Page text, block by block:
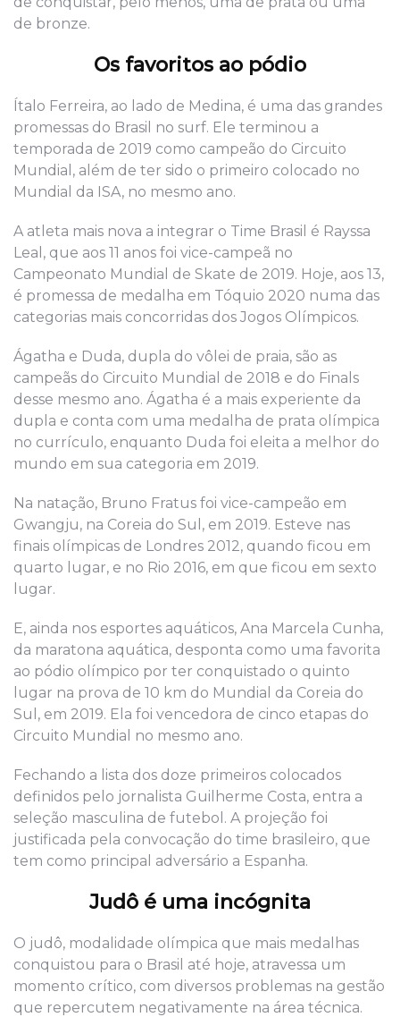
de bronze.
Os favoritos ao pódio
Ítalo Ferreira, ao lado de Medina, é uma das grandes
promessas do Brasil no surf. Ele terminou a
temporada de 2019 como campeão do Circuito
Mundial, além de ter sido o primeiro colocado no
Mundial da ISA, no mesmo ano.
A atleta mais nova a integrar o Time Brasil é Rayssa
Leal, que aos 11 anos foi vice-campeã no
Campeonato Mundial de Skate de 2019. Hoje, aos 13,
é promessa de medalha em Tóquio 2020 numa das
categorias mais concorridas dos Jogos Olímpicos.
Ágatha e Duda, dupla do vôlei de praia, são as
campeãs do Circuito Mundial de 2018 e do Finals
desse mesmo ano. Ágatha é a mais experiente da
dupla e conta com uma medalha de prata olímpica
no currículo, enquanto Duda foi eleita a melhor do
mundo em sua categoria em 2019.
Na natação, Bruno Fratus foi vice-campeão em
Gwangju, na Coreia do Sul, em 2019. Esteve nas
finais olímpicas de Londres 2012, quando ficou em
quarto lugar, e no Rio 2016, em que ficou em sexto
lugar.
E, ainda nos esportes aquáticos, Ana Marcela Cunha,
da maratona aquática, desponta como uma favorita
ao pódio olímpico por ter conquistado o quinto
lugar na prova de 10 km do Mundial da Coreia do
Sul, em 2019. Ela foi vencedora de cinco etapas do
Circuito Mundial no mesmo ano.
Fechando a lista dos doze primeiros colocados
definidos pelo jornalista Guilherme Costa, entra a
seleção masculina de futebol. A projeção foi
justificada pela convocação do time brasileiro, que
tem como principal adversário a Espanha.
Judô é uma incógnita
O judô, modalidade olímpica que mais medalhas
conquistou para o Brasil até hoje, atravessa um
momento crítico, com diversos problemas na gestão
que repercutem negativamente na área técnica.